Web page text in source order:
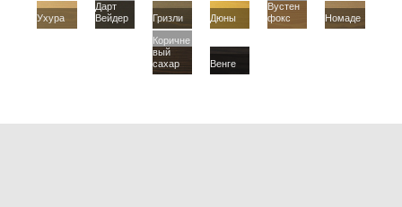
Ухура
Дарт
Вейдер
Гризли Дюны
Вустен
фокс
Номаде
Коричне
вый
сахар
Венге